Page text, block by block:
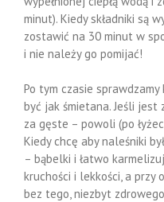
minut). Kiedy składniki są
zostawić na 30 minut w
i nie należy go pomijać!
Po tym czasie
być jak śmietana. Jeśli jest
za gęste – powoli (po
Kiedy chcę aby naleśniki
– bąbelki i łatwo
kruchości i lekkości, a przy
bez tego, niezbyt